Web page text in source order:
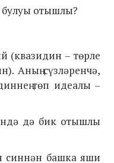
булуы отышлы?
(квазидин – төрле
Аның сүзләренчә,
төп идеалы –
дә бик отышлы
синнән башка яши